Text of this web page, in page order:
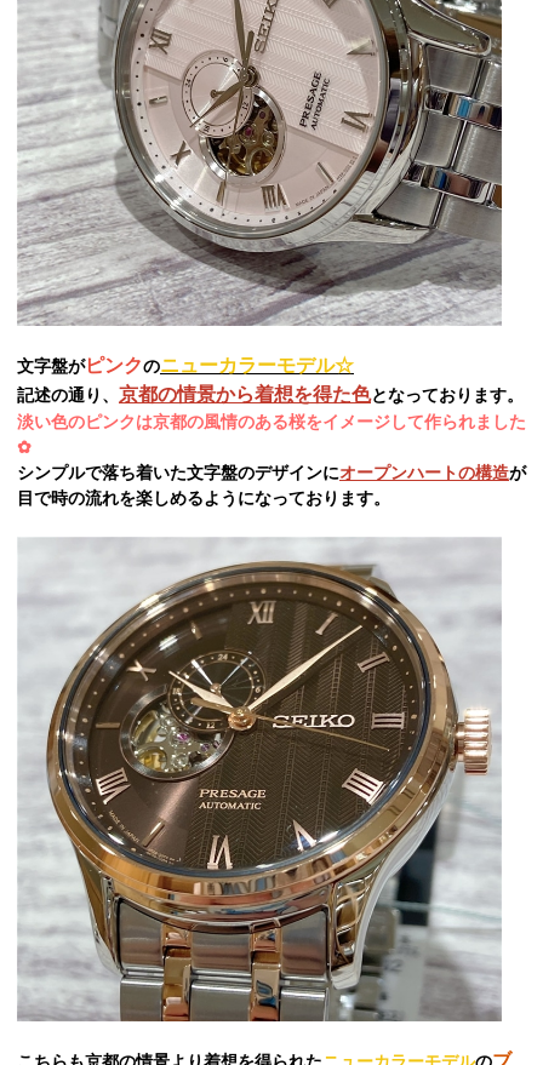
文字盤がピンクのニューカラーモデル☆
記述の通り、 京都の情景から着想を得た色となっております。
淡い色のピンクは京都の風情のある桜をイメージして作られました
✿
シンプルで落ち着いた文字盤のデザインにオープンハートの構造が
目で時の流れを楽しめるようになっております。
ブ